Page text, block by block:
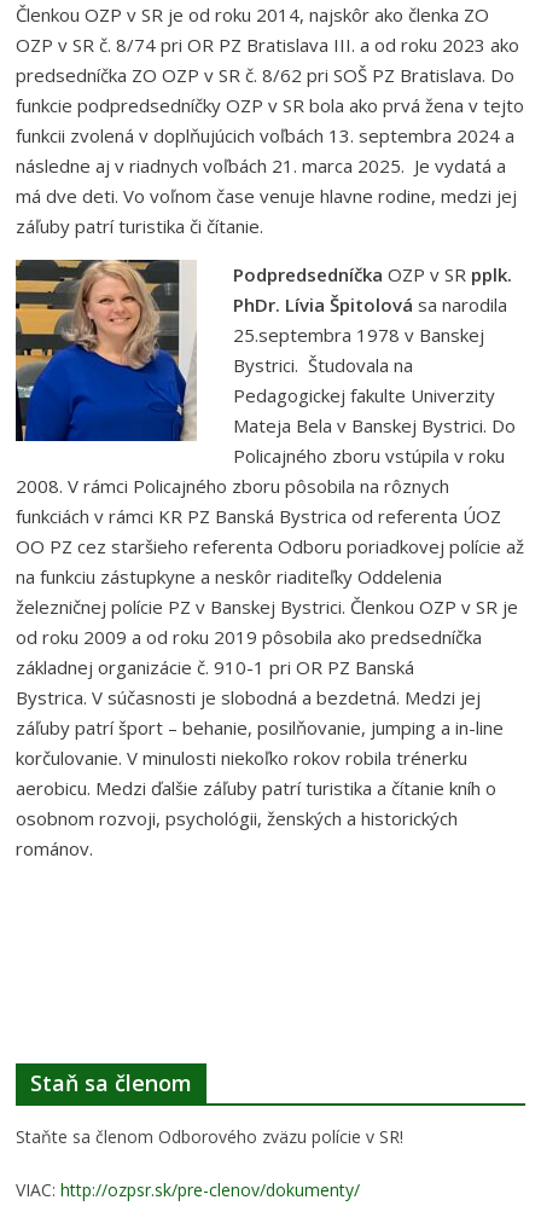
Členkou OZP v SR je od roku 2014, najskôr ako členka ZO
OZP v SR č. 8/74 pri OR PZ Bratislava III. a od roku 2023 ako
predsedníčka ZO OZP v SR č. 8/62 pri SOŠ PZ Bratislava. Do
funkcie podpredsedníčky OZP v SR bola ako prvá žena v tejto
funkcii zvolená v doplňujúcich voľbách 13. septembra 2024 a
následne aj v riadnych voľbách 21. marca 2025. Je vydatá a
má dve deti. Vo voľnom čase venuje hlavne rodine, medzi jej
záľuby patrí turistika či čítanie.
PodpredsedníčkaOZP v SR pplk.
PhDr. Lívia Špitolovása narodila
25.septembra 1978 v Banskej
Bystrici. Študovala na
Pedagogickej fakulte Univerzity
Mateja Bela v Banskej Bystrici. Do
Policajného zboru vstúpila v roku
2008. V rámci Policajného zboru pôsobila na rôznych
funkciách v rámci KR PZ Banská Bystrica od referenta ÚOZ
OO PZ cez staršieho referenta Odboru poriadkovej polície až
na funkciu zástupkyne a neskôr riaditeľky Oddelenia
železničnej polície PZ v Banskej Bystrici. Členkou OZP v SR je
od roku 2009 a od roku 2019 pôsobila ako predsedníčka
základnej organizácie č. 910-1 pri OR PZ Banská
Bystrica. V súčasnosti je slobodná a bezdetná. Medzi jej
záľuby patrí šport – behanie, posilňovanie, jumping a in-line
korčulovanie. V minulosti niekoľko rokov robila trénerku
aerobicu. Medzi ďalšie záľuby patrí turistika a čítanie kníh o
osobnom rozvoji, psychológii, ženských a historických
románov.
Staň sa členom
Staňte sa členom Odborového zväzu polície v SR!
VIAC:http://ozpsr.sk/pre-clenov/dokumenty/